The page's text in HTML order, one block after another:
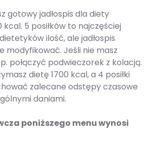
gotowy jadłospis dla diety
kcal. 5 posiłków to najczęściej
ilość, ale jadłospis
modyfikować. Jeśli nie masz
połączyć podwieczorek z kolacją.
dietę 1700 kcal, a 4 posiłki
zalecane odstępy czasowe
daniami.
poniższego menu wynosi